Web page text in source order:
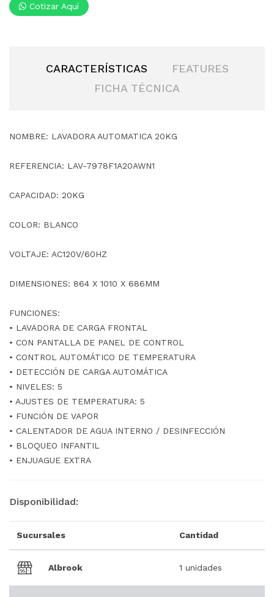
Cotizar Aquí
CARACTERÍSTICAS
FEATURES
FICHA TÉCNICA
NOMBRE: LAVADORA AUTOMATICA 20KG
REFERENCIA: LAV-7978F1A20AWN1
CAPACIDAD: 20KG
COLOR: BLANCO
VOLTAJE: AC120V/60HZ
DIMENSIONES: 864 X 1010 X 686MM
FUNCIONES:
• LAVADORA DE CARGA FRONTAL
• CON PANTALLA DE PANEL DE CONTROL
• CONTROL AUTOMÁTICO DE TEMPERATURA
• DETECCIÓN DE CARGA AUTOMÁTICA
• NIVELES: 5
• AJUSTES DE TEMPERATURA: 5
• FUNCIÓN DE VAPOR
• CALENTADOR DE AGUA INTERNO / DESINFECCIÓN
• BLOQUEO INFANTIL
• ENJUAGUE EXTRA
Disponibilidad:
Sucursales Cantidad
Albrook 1 unidades